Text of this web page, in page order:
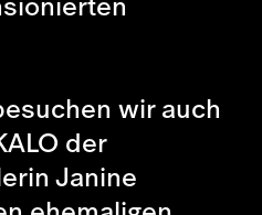
wir auch
der
Janine